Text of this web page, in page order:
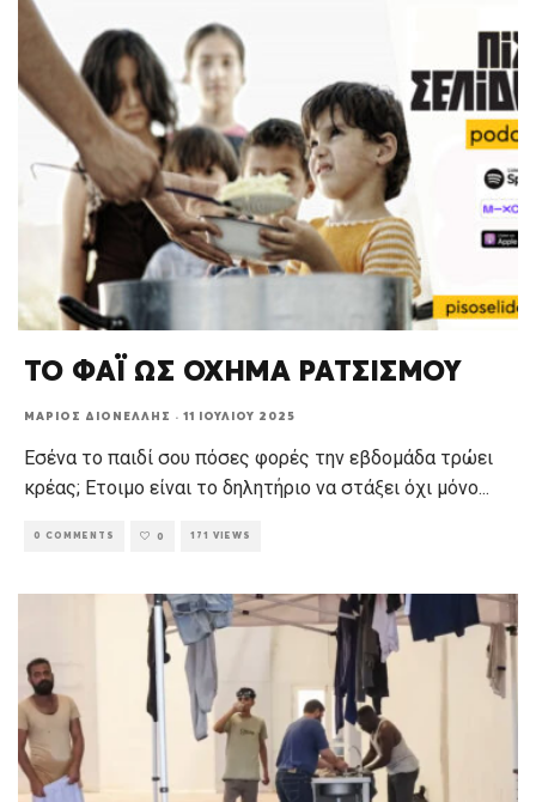
ΤΟ ΦΑΪ ΩΣ ΟΧΗΜΑ ΡΑΤΣΙΣΜΟΥ
ΜΆΡΙΟΣ ΔΙΟΝΈΛΛΗΣ · 11 ΙΟΥΛΊΟΥ 2025
Εσένα το παιδί σου πόσες φορές την εβδομάδα τρώει
κρέας; Ετοιμο είναι το δηλητήριο να στάξει όχι μόνο...
0 COMMENTS 0 171 VIEWS